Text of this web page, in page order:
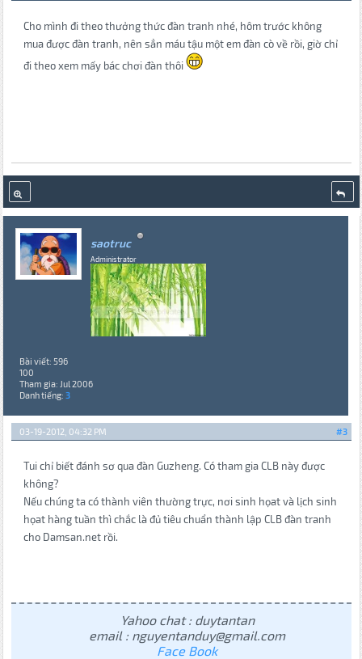
Cho mình đi theo thưởng thức đàn tranh nhé, hôm trước không
mua được đàn tranh, nên sẳn máu tậu một em đàn cò về rồi, giờ chỉ
đi theo xem mấy bác chơi đàn thôi
saotruc
Administrator
Bài viết: 596
100
Tham gia: Jul 2006
Danh tiếng: 3
#3
03-19-2012, 04:32 PM
Tui chỉ biết đánh sơ qua đàn Guzheng. Có tham gia CLB này được
không?
Nếu chúng ta có thành viên thường trực, nơi sinh họat và lịch sinh
họat hàng tuần thì chắc là đủ tiêu chuẩn thành lập CLB đàn tranh
cho Damsan.net rồi.
Yahoo chat : duytantan
email : nguyentanduy@gmail.com
Face Book